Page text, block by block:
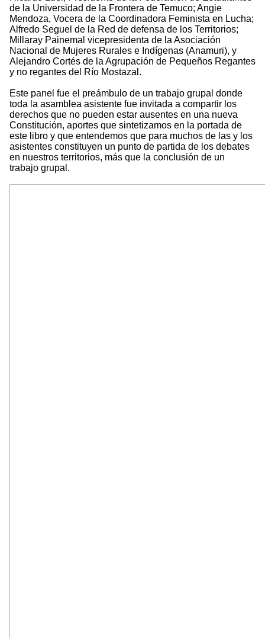
de la Universidad de la Frontera de Temuco; Angie
Mendoza, Vocera de la Coordinadora Feminista en Lucha;
Alfredo Seguel de la Red de defensa de los Territorios;
Millaray Painemal vicepresidenta de la Asociación
Nacional de Mujeres Rurales e Indígenas (Anamuri), y
Alejandro Cortés de la Agrupación de Pequeños Regantes
y no regantes del Río Mostazal.
Este panel fue el preámbulo de un trabajo grupal donde
toda la asamblea asistente fue invitada a compartir los
derechos que no pueden estar ausentes en una nueva
Constitución, aportes que sintetizamos en la portada de
este libro y que entendemos que para muchos de las y los
asistentes constituyen un punto de partida de los debates
en nuestros territorios, más que la conclusión de un
trabajo grupal.